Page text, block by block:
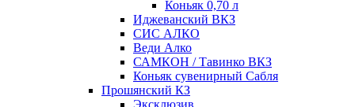
Коньяк 0,70 л
Иджеванский ВКЗ
СИС АЛКО
Веди Алко
САМКОН / Тавинко ВКЗ
Коньяк сувенирный Сабля
Прошянский КЗ
Эксклюзив